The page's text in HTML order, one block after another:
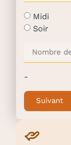
Midi
Soir
-
Suivant